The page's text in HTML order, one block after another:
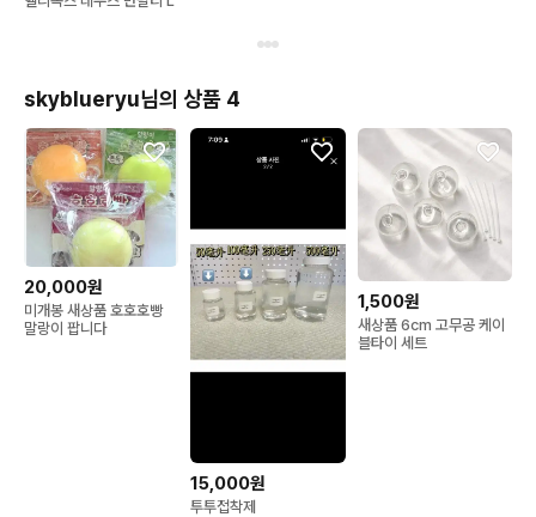
skyblueryu님의 상품 4
20,000원
미개봉 새상품 호호호빵
말랑이 팝니다
15,000원
투투접착제
1,500원
새상품 6cm 고무공 케이
블타이 세트